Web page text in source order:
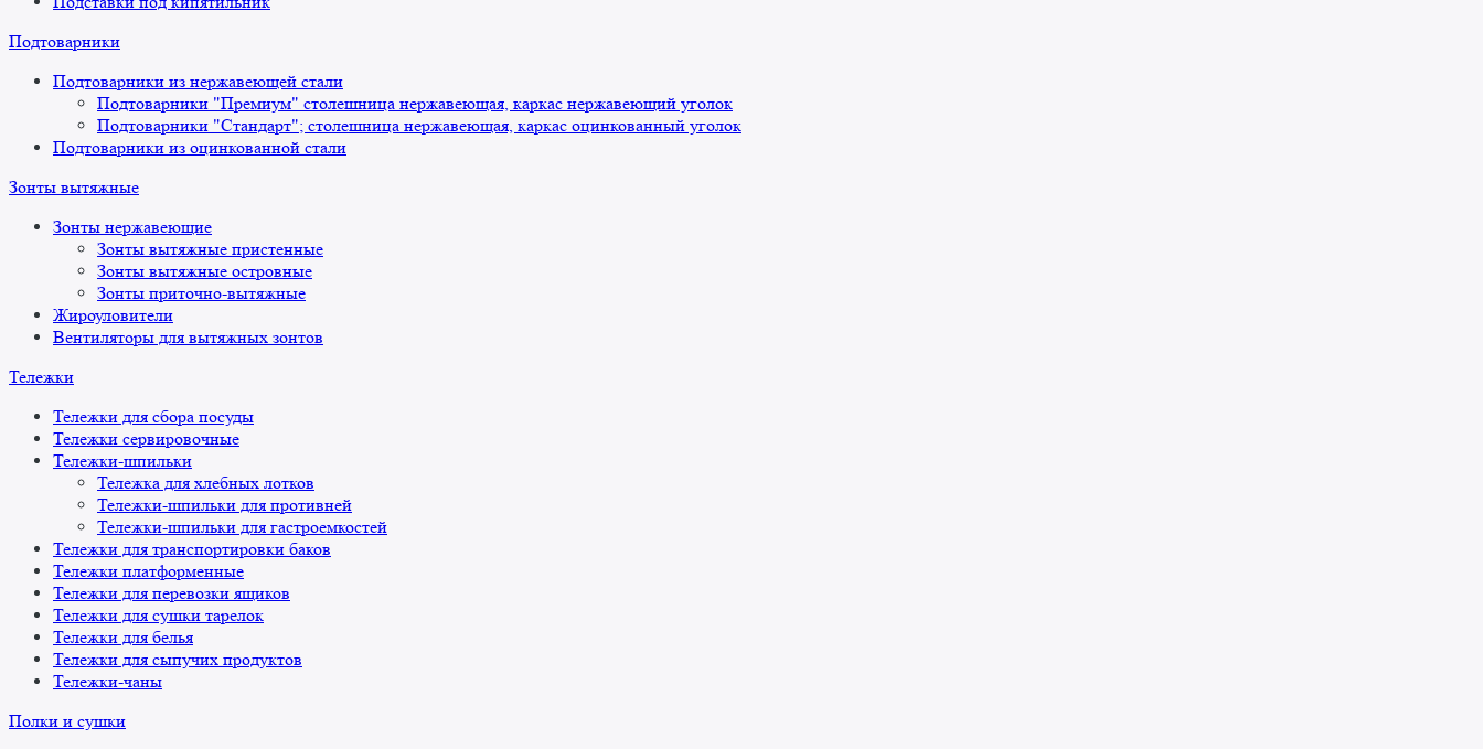
Подтоварники
Подтоварники из нержавеющей стали
Подтоварники "Премиум" столешница нержавеющая, каркас нержавеющий уголок
Подтоварники "Стандарт"; столешница нержавеющая, каркас оцинкованный уголок
Подтоварники из оцинкованной стали
Зонты вытяжные
Зонты нержавеющие
Зонты вытяжные пристенные
Зонты вытяжные островные
Зонты приточно-вытяжные
Жироуловители
Вентиляторы для вытяжных зонтов
Тележки
Тележки для сбора посуды
Тележки сервировочные
Тележки-шпильки
Тележка для хлебных лотков
Тележки-шпильки для противней
Тележки-шпильки для гастроемкостей
Тележки для транспортировки баков
Тележки платформенные
Тележки для перевозки ящиков
Тележки для сушки тарелок
Тележки для белья
Тележки для сыпучих продуктов
Тележки-чаны
Полки и сушки